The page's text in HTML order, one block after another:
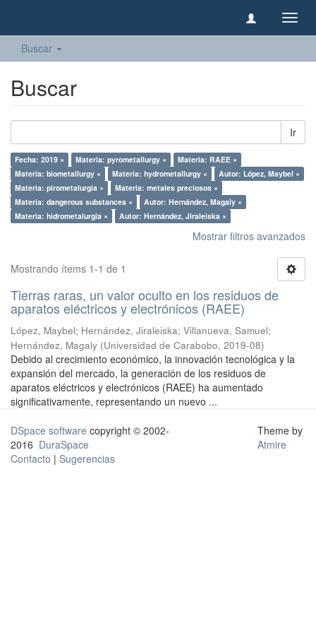
Buscar
Buscar
Ir
Fecha: 2019 × Materia: pyrometallurgy ×
Materia: RAEE ×
Materia: biometallurgy ×
Materia: hydrometallurgy ×
Autor: López, Maybel ×
Materia: pirometalurgia ×
Materia: metales preciosos ×
Materia: dangerous substances ×
Autor: Hernández, Magaly ×
Materia: hidrometalurgia ×
Autor: Hernández, Jiraleiska ×
Mostrar filtros avanzados
Mostrando ítems 1-1 de 1
Tierras raras, un valor oculto en los residuos de
aparatos eléctricos y electrónicos (RAEE)
López, Maybel; Hernández, Jiraleiska; Villanueva, Samuel;
Hernández, Magaly (Universidad de Carabobo, 2019-08)
Debido al crecimiento económico, la innovación tecnológica y la
expansión del mercado, la generación de los residuos de
aparatos eléctricos y electrónicos (RAEE) ha aumentado
significativamente, representando un nuevo ...
DSpace software copyright © 2002-
2016 DuraSpace
Contacto | Sugerencias
Theme by
Atmire